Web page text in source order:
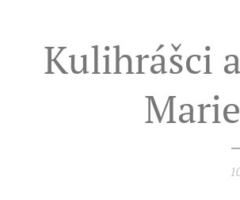
Kulihrášci